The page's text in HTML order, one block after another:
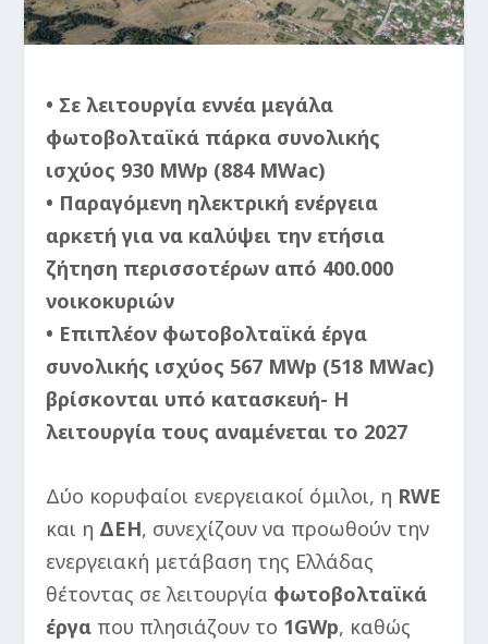
• Σε λειτουργία εννέα μεγάλα
φωτοβολταϊκά πάρκα συνολικής
ισχύος 930 MWp (884 MWac)
• Παραγόμενη ηλεκτρική ενέργεια
αρκετή για να καλύψει την ετήσια
ζήτηση περισσοτέρων από 400.000
νοικοκυριών
• Επιπλέον φωτοβολταϊκά έργα
συνολικής ισχύος 567 MWp (518 MWac)
βρίσκονται υπό κατασκευή- Η
λειτουργία τους αναμένεται το 2027
Δύο κορυφαίοι ενεργειακοί όμιλοι, η RWE
και η ΔΕΗ, συνεχίζουν να προωθούν την
ενεργειακή μετάβαση της Ελλάδας
θέτοντας σε λειτουργία φωτοβολταϊκά
έργα που πλησιάζουν το 1GWp, καθώς